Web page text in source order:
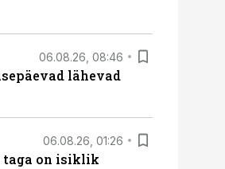
06.08.26, 08:46
lähevad
06.08.26, 01:26
taga on isiklik